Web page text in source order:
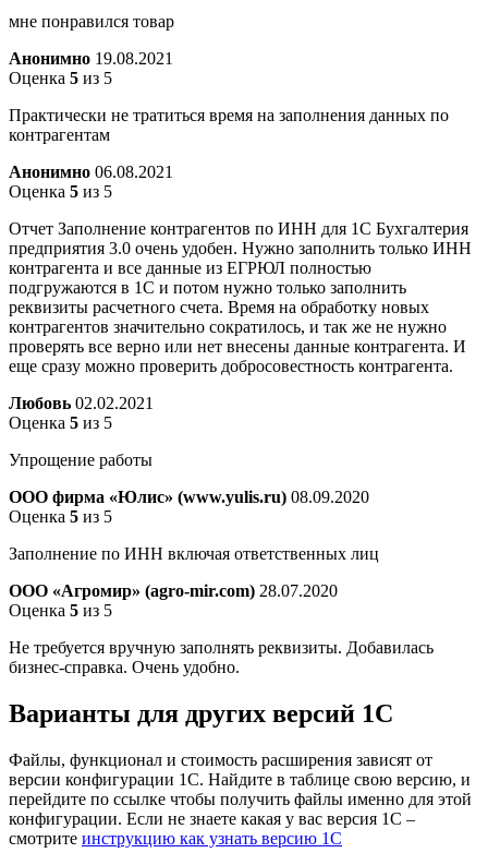
мне понравился товар
Анонимно 19.08.2021
Оценка 5 из 5
Практически не тратиться время на заполнения данных по
контрагентам
Анонимно 06.08.2021
Оценка 5 из 5
Отчет Заполнение контрагентов по ИНН для 1С Бухгалтерия
предприятия 3.0 очень удобен. Нужно заполнить только ИНН
контрагента и все данные из ЕГРЮЛ полностью
подгружаются в 1С и потом нужно только заполнить
реквизиты расчетного счета. Время на обработку новых
контрагентов значительно сократилось, и так же не нужно
проверять все верно или нет внесены данные контрагента. И
еще сразу можно проверить добросовестность контрагента.
Любовь 02.02.2021
Оценка 5 из 5
Упрощение работы
ООО фирма «Юлис» (www.yulis.ru) 08.09.2020
Оценка 5 из 5
Заполнение по ИНН включая ответственных лиц
ООО «Агромир» (agro-mir.com) 28.07.2020
Оценка 5 из 5
Не требуется вручную заполнять реквизиты. Добавилась
бизнес-справка. Очень удобно.
Варианты для других версий 1С
Файлы, функционал и стоимость расширения зависят от
версии конфигурации 1С. Найдите в таблице свою версию, и
перейдите по ссылке чтобы получить файлы именно для этой
конфигурации. Если не знаете какая у вас версия 1С –
смотрите инструкцию как узнать версию 1С